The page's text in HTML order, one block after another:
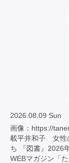
2026.08.09 Sun
画像：https://
載平井和子 女性
ち 『図書』2026
WEBマガジン「た